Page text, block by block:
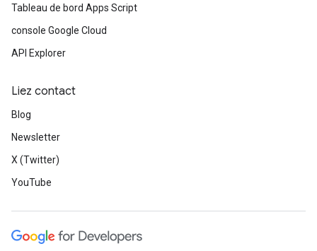
Tableau de bord Apps Script
console Google Cloud
API Explorer
Liez contact
Blog
Newsletter
X (Twitter)
YouTube